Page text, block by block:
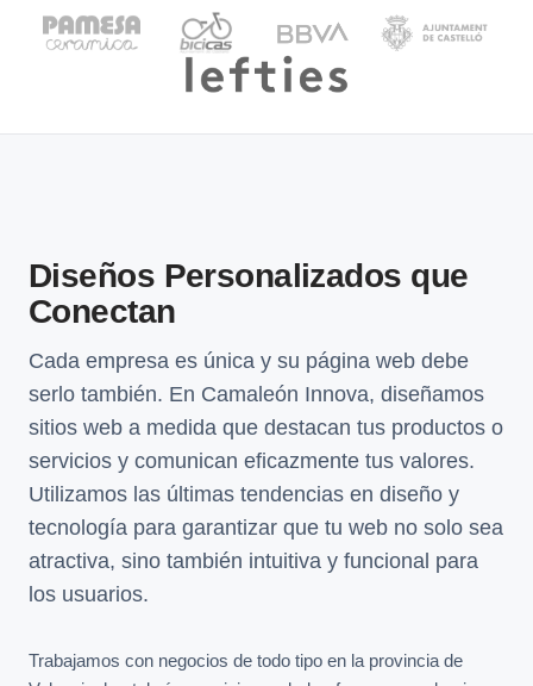
Diseños Personalizados que
Conectan
Cada empresa es única y su página web debe
serlo también. En Camaleón Innova, diseñamos
sitios web a medida que destacan tus productos o
servicios y comunican eficazmente tus valores.
Utilizamos las últimas tendencias en diseño y
tecnología para garantizar que tu web no solo sea
atractiva, sino también intuitiva y funcional para
los usuarios.
Trabajamos con negocios de todo tipo en la provincia de